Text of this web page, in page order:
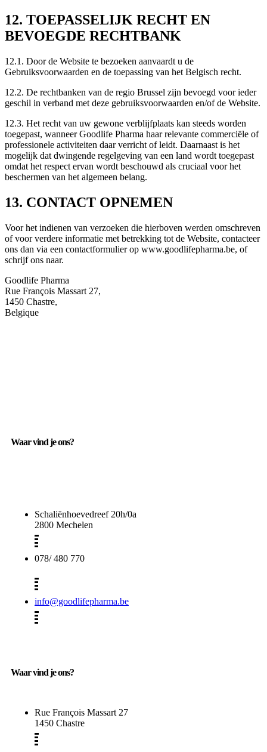
12. TOEPASSELIJK RECHT EN
BEVOEGDE RECHTBANK
12.1. Door de Website te bezoeken aanvaardt u de
Gebruiksvoorwaarden en de toepassing van het Belgisch recht.
12.2. De rechtbanken van de regio Brussel zijn bevoegd voor ieder
geschil in verband met deze gebruiksvoorwaarden en/of de Website.
12.3. Het recht van uw gewone verblijfplaats kan steeds worden
toegepast, wanneer Goodlife Pharma haar relevante commerciële of
professionele activiteiten daar verricht of leidt. Daarnaast is het
mogelijk dat dwingende regelgeving van een land wordt toegepast
omdat het respect ervan wordt beschouwd als cruciaal voor het
beschermen van het algemeen belang.
13. CONTACT OPNEMEN
Voor het indienen van verzoeken die hierboven werden omschreven
of voor verdere informatie met betrekking tot de Website, contacteer
ons dan via een contactformulier op www.goodlifepharma.be, of
schrijf ons naar.
Goodlife Pharma
Rue François Massart 27,
1450 Chastre,
Belgique
Waar vind je ons?
Schaliënhoevedreef 20h/0a
2800 Mechelen
078/ 480 770
info@goodlifepharma.be
Waar vind je ons?
Rue François Massart 27
1450 Chastre